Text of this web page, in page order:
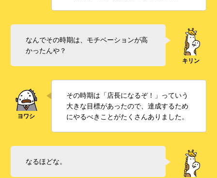
なんでその時期は、モチベーションが高
かったんや？
その時期は「店長になるぞ！」っていう
大きな目標があったので、達成するため
にやるべきことがたくさんありました。
なるほどな。